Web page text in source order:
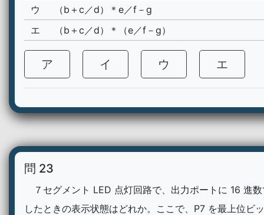
ウ
（b＋c／d）＊e／f－g
エ
（b＋c／d）＊（e／f－g）
ア イ ウ エ
問 23
７セグメント LED 点灯回路で、出力ポートに 16 進
したときの表示状態はどれか。ここで、P7 を最上位ビ